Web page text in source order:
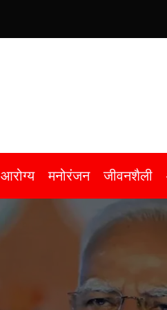
आरोग्य मनोरंजन जीवनशैली